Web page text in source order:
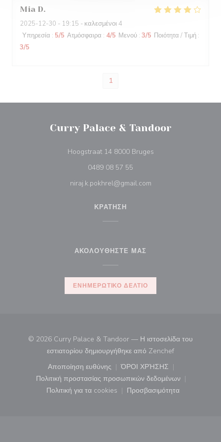
Mia D
2025-12-30 - 19:15 - καλεσμένοι 4
Υπηρεσία : 5/5 Ατμόσφαιρα : 4/5 Μενού : 3/5 Ποιότητα / Τιμή :
3/5
1
Curry Palace & Tandoor
Hoogstraat 14 8000 Bruges((ανοίγει σε νέο
0489 08 57 55
niraj.k.pokhrel@gmail.com
ΚΡΆΤΗΣΗ
ΑΚΟΛΟΥΘΉΣΤΕ ΜΑΣ
ΕΝΗΜΕΡΩΤΙΚΌ ΔΕΛΤΊΟ
© 2026 Curry Palace & Tandoor — Η ιστοσελίδα του
εστιατορίου δημιουργήθηκε από Zenchef((ανοίγει σε
Αποποίηση ευθύνης
((ανοίγει σε νέο παράθυρο))
ΌΡΟΙ ΧΡΉΣΗΣ
((ανοίγει σε νέο
Πολιτική προστασίας προσωπικών δεδομένων
((ανοίγει σε νέο παράθυρο))
Πολιτική για τα cookies
((ανοίγει σε νέο παράθυρο))
Προσβασιμότητα
((ανοίγει σε νέο